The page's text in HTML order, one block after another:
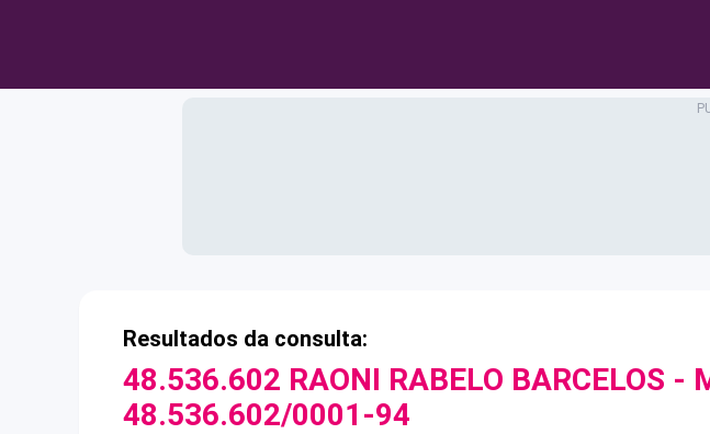
Resultados da consulta:
48.536.602 RAONI RABELO BARCELOS -
48.536.602/0001-94